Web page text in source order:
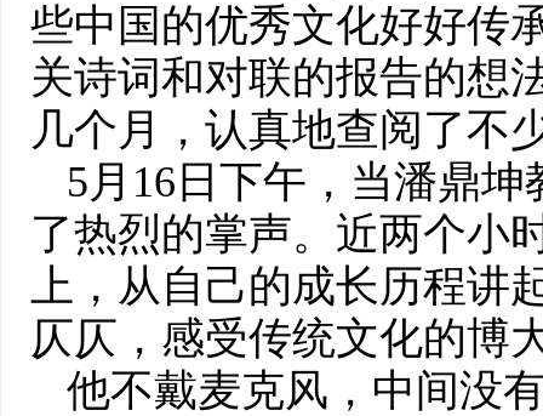
些中国的优秀文化好好传
关诗词和对联的报告的想
几个月，认真地查阅了不
5月16日下午，当潘鼎
了热烈的掌声。近两个小
上，从自己的成长历程讲
仄仄，感受传统文化的博
他不戴麦克风，中间没